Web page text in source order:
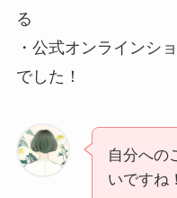
る
・公式オンラインシ
でした！
自分への
いですね！